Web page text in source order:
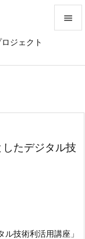
ジェクト

前へ
次へ
たデジタル技
技術利活用講座」